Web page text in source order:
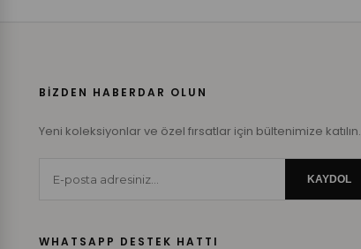
BİZDEN HABERDAR OLUN
Yeni koleksiyonlar ve özel fırsatlar için bültenimize katılın.
KAYDOL
WHATSAPP DESTEK HATTI